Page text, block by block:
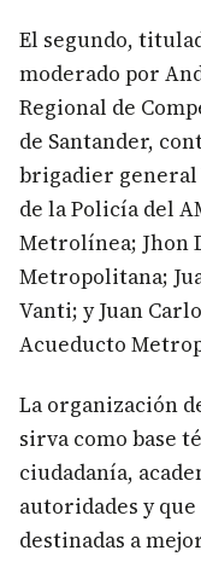
El segundo,
moderado por
Regional de
de Santander,
brigadier
de la Policía del
Metrolínea; Jhon
Metropolitana;
Vanti; y Juan
Acueducto
La organización
sirva como base
ciudadanía,
autoridades y
destinadas a